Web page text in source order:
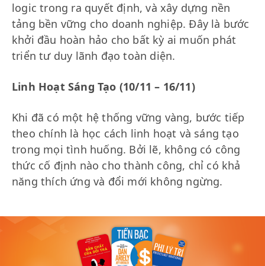
logic trong ra quyết định, và xây dựng nền
tảng bền vững cho doanh nghiệp. Đây là bước
khởi đầu hoàn hảo cho bất kỳ ai muốn phát
triển tư duy lãnh đạo toàn diện.
Linh Hoạt Sáng Tạo (10/11 – 16/11)
Khi đã có một hệ thống vững vàng, bước tiếp
theo chính là học cách linh hoạt và sáng tạo
trong mọi tình huống. Bởi lẽ, không có công
thức cố định nào cho thành công, chỉ có khả
năng thích ứng và đổi mới không ngừng.